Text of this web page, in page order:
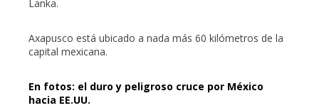
Lanka.
Axapusco está ubicado a nada más 60 kilómetros de la
capital mexicana.
En fotos: el duro y peligroso cruce por México
hacia EE.UU.